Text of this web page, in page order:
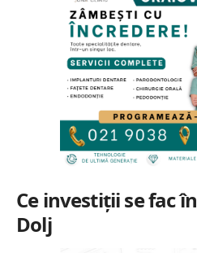
Ce investiții se fac
Dolj